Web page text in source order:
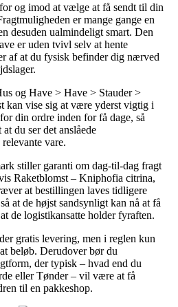
og imod at vælge at få sendt til din
er mange gange en
desuden ualmindeligt smart. Den
er uden tvivl selv at hente
af at du fysisk befinder dig nærved
og Have > Have > Stauder >
kan vise sig at være yderst vigtig i
din ordre inden for få dage, så
du ser det anslåede
vare.
stiller garanti om dag-til-dag fragt
Raketblomst – Kniphofia citrina,
at bestillingen laves tidligere
at de højst sandsynligt kan nå at få
de logistikansatte holder fyraften.
gratis levering, men i reglen kun
beløb. Derudover bør du
der typisk – hvad end du
eller Tønder – vil være at få
til en pakkeshop.